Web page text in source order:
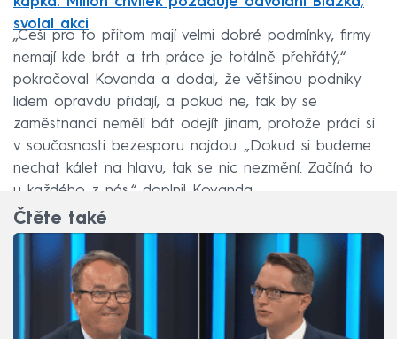
svolal akci
„Češi pro to přitom mají velmi dobré podmínky, firmy
nemají kde brát a trh práce je totálně přehřátý,“
pokračoval Kovanda a dodal, že většinou podniky
lidem opravdu přidají, a pokud ne, tak by se
zaměstnanci neměli bát odejít jinam, protože práci si
v současnosti bezesporu najdou. „Dokud si budeme
nechat kálet na hlavu, tak se nic nezmění. Začíná to
u každého z nás,“ doplnil Kovanda.
Čtěte také